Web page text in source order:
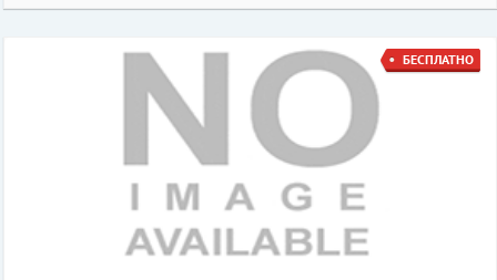
БЕСПЛАТНО